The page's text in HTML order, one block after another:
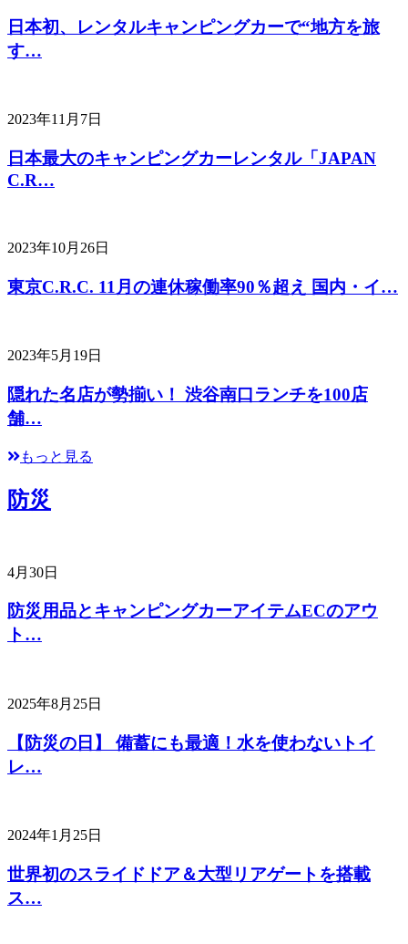
日本初、レンタルキャンピングカーで“地方を旅
す…
2023年11月7日
日本最大のキャンピングカーレンタル「JAPAN
C.R…
2023年10月26日
東京C.R.C. 11月の連休稼働率90％超え 国内・イ…
2023年5月19日
隠れた名店が勢揃い！ 渋谷南口ランチを100店
舗…
もっと見る
防災
4月30日
防災用品とキャンピングカーアイテムECのアウ
ト…
2025年8月25日
【防災の日】 備蓄にも最適！水を使わないトイ
レ…
2024年1月25日
世界初のスライドドア＆大型リアゲートを搭載
ス…